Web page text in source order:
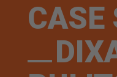
CASE